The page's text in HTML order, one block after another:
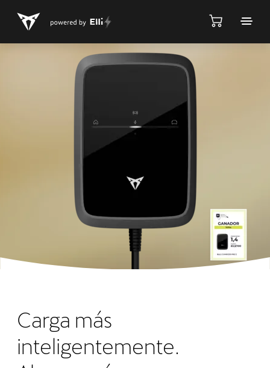
Carga más
inteligentemente.